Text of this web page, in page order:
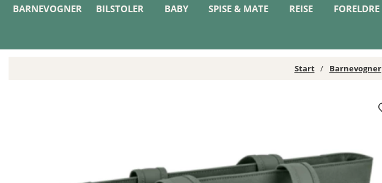
BARNEVOGNER BILSTOLER BABY SPISE & MATE REISE FORELDRE
Start Barnevogner